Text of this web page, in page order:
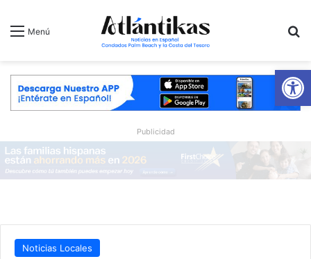
Menú
Publicidad
Noticias Locales